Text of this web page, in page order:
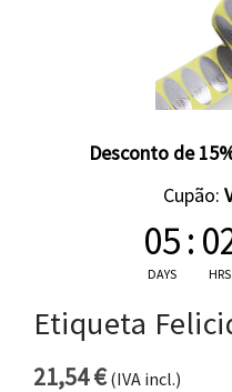
Desconto de
Cupão:
05
DAYS
:
HRS
Etiqueta
21,54€(IVA incl.)